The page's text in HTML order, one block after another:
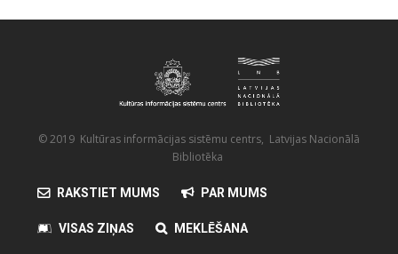
© 2019 Kultūras informācijas sistēmu centrs, Latvijas Nacionālā
Bibliotēka
RAKSTIET MUMS PAR MUMS
VISAS ZIŅAS MEKLĒŠANA